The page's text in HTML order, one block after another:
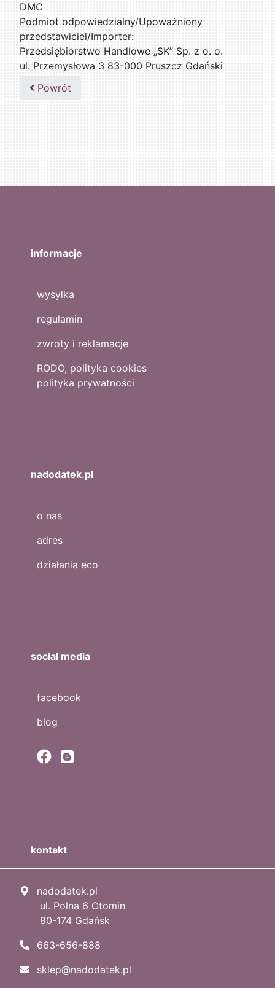
DMC
Podmiot odpowiedzialny/Upoważniony
przedstawiciel/Importer:
Przedsiębiorstwo Handlowe „SK” Sp. z o. o.
ul. Przemysłowa 3 83-000 Pruszcz Gdański
509076255
Powrót
informacje
wysyłka
regulamin
zwroty i reklamacje
RODO, polityka cookies
polityka prywatności
nadodatek.pl
o nas
adres
działania eco
social media
facebook
blog
kontakt
nadodatek.pl
ul. Polna 6 Otomin
80-174 Gdańsk
663-656-888
sklep@nadodatek.pl